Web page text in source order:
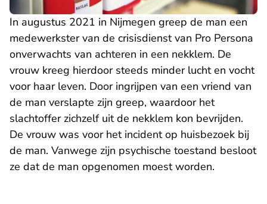
In augustus 2021 in Nijmegen greep de man een
medewerkster van de crisisdienst van Pro Persona
onverwachts van achteren in een nekklem. De
vrouw kreeg hierdoor steeds minder lucht en vocht
voor haar leven. Door ingrijpen van een vriend van
de man verslapte zijn greep, waardoor het
slachtoffer zichzelf uit de nekklem kon bevrijden.
De vrouw was voor het incident op huisbezoek bij
de man. Vanwege zijn psychische toestand besloot
ze dat de man opgenomen moest worden.